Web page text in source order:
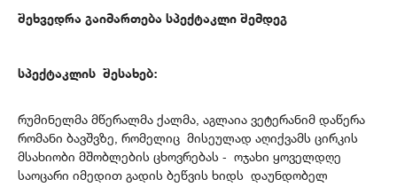
შეხვედრა გაიმართება სპექტაკლი შემდეგ
სპექტაკლის შესახებ:
რუმინელმა მწერალმა ქალმა, აგლაია ვეტერანიმ დაწერა
რომანი ბავშვზე, რომელიც მისეულად აღიქვამს ცირკის
მსახიობი მშობლების ცხოვრებას - ოჯახი ყოველდღე
საოცარი იმედით გადის ბეწვის ხიდს დაუნდობელ